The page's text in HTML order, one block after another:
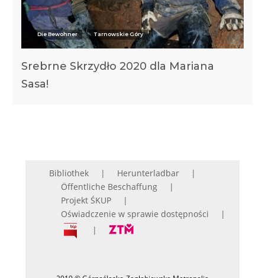
Die Bewohner Tarnowskie Góry
Srebrne Skrzydło 2020 dla Mariana
Sasa!
Bibliothek
Herunterladbar
Öffentliche Beschaffung
Projekt ŚKUP
Oświadczenie w sprawie dostępności